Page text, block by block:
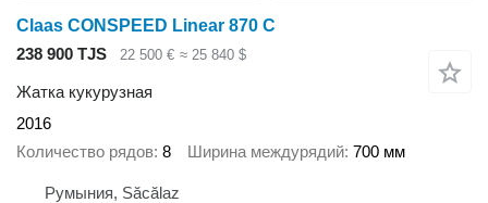
Claas CONSPEED Linear 870 C
238 900 TJS
22 500 € ≈ 25 840 $
Жатка кукурузная
2016
Количество рядов 8 Ширина междурядий 700 мм
Румыния, Săcălaz